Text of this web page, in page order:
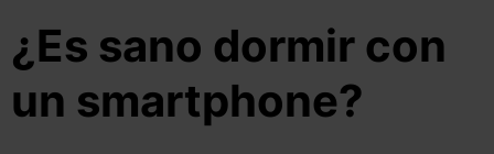
¿Es sano dormir con
un smartphone?